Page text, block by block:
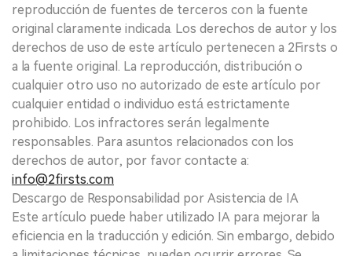
reproducción de fuentes de terceros con la fuente
original claramente indicada. Los derechos de autor y los
derechos de uso de este artículo pertenecen a 2Firsts o
a la fuente original. La reproducción, distribución o
cualquier otro uso no autorizado de este artículo por
cualquier entidad o individuo está estrictamente
prohibido. Los infractores serán legalmente
responsables. Para asuntos relacionados con los
derechos de autor, por favor contacte a:
info@2firsts.com
Descargo de Responsabilidad por Asistencia de IA
Este artículo puede haber utilizado IA para mejorar la
eficiencia en la traducción y edición. Sin embargo, debido